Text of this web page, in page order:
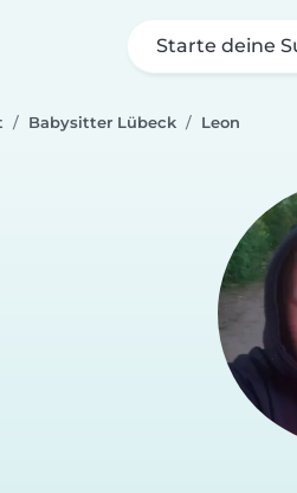
Starte deine
Babysitter Lübeck Leon